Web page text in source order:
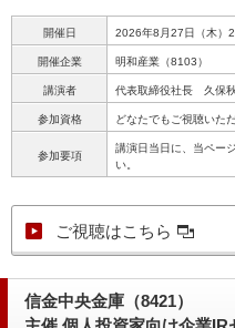
開催日 2026年8月27日（木）
開催企業 明和産業（8103）
講演者 代表取締役社長 久
参加資格 どなたでもご視聴いた
参加要項
講演日当日に、当ペー
い。
ご視聴はこちら
信金中央金庫（8421）